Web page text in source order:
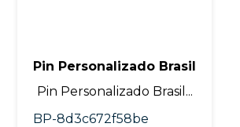
Pin Personalizado Brasil
Pin Personalizado Brasil...
BP-8d3c672f58be